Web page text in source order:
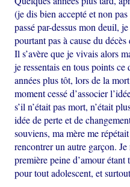
(je dis bien accepté et non
passé par-dessus mon deuil,
pourtant pas à cause du
Il s’avère que je vivais alors
je ressentais en tous points ce
années plus tôt, lors de la
moment cessé d’associer
s’il n’était pas mort, n’était
idée de perte et de
souviens, ma mère me
rencontrer un autre garçon.
première peine d’amour
pour tout adolescent, et